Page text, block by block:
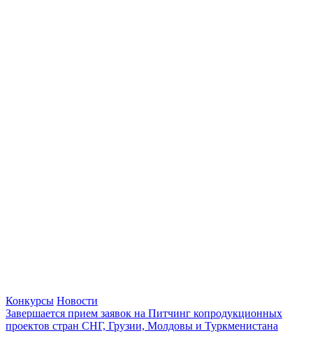
Конкурсы Новости
Завершается прием заявок на Питчинг копродукционных
проектов стран СНГ, Грузии, Молдовы и Туркменистана